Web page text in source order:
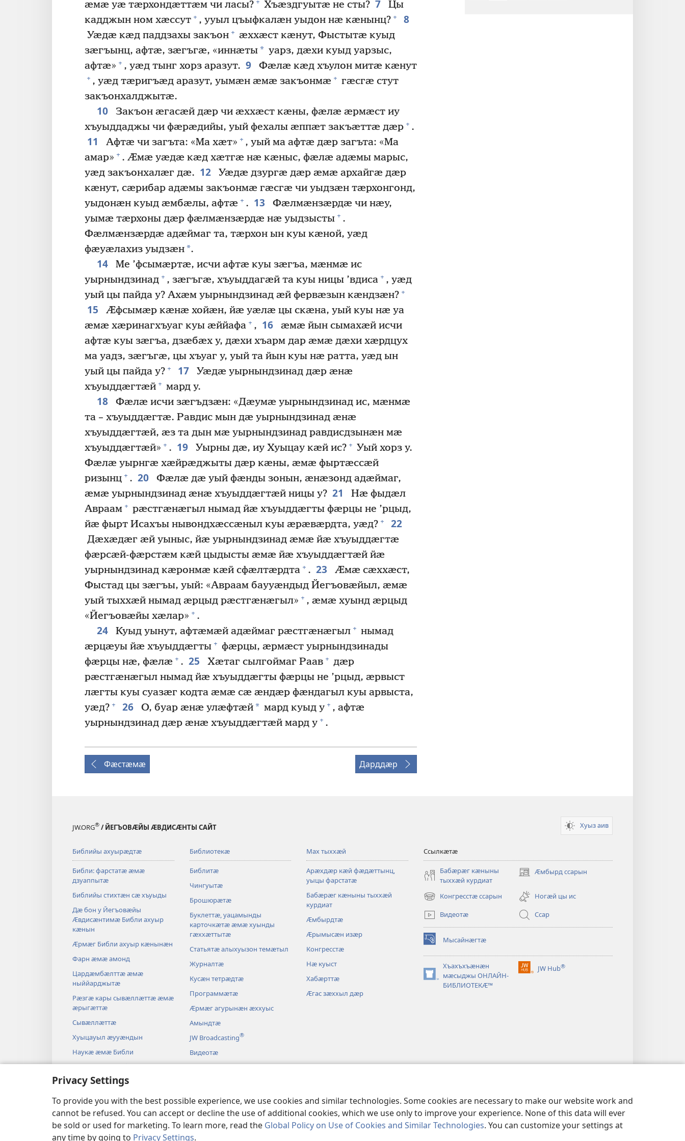
Privacy Settings
To provide you with the best possible experience, we use cookies and similar technologies. Some cookies are necessary to make our website work and
cannot be refused. You can accept or decline the use of additional cookies, which we use only to improve your experience. None of this data will ever
be sold or used for marketing. To learn more, read the Global Policy on Use of Cookies and Similar Technologies. You can customize your settings at
any time by going to Privacy Settings.
ӕмӕ уӕ тӕрхондӕттӕм чи ласы? Хъӕздгуытӕ не сты? 7
Цы
кадджын ном хӕссут + , ууыл цъыфкалӕн уыдон нӕ кӕнынц? + 8
Уӕдӕ кӕд паддзахы закъон + ӕххӕст кӕнут, Фыстытӕ куыд
зӕгъынц, афтӕ, зӕгъгӕ, «иннӕты* уарз, дӕхи куыд уарзыс,
афтӕ» + , уӕд тынг хорз аразут. 9 Фӕлӕ кӕд хъулон митӕ кӕнут
+ , уӕд тӕригъӕд аразут, уымӕн ӕмӕ закъонмӕ + гӕсгӕ стут
закъонхалджытӕ.
10
Закъон ӕгасӕй дӕр чи ӕххӕст кӕны, фӕлӕ ӕрмӕст иу
хъуыддаджы чи фӕрӕдийы, уый фехалы ӕппӕт закъӕттӕ дӕр + .
11 Афтӕ чи загъта: «Ма хӕт» + , уый ма афтӕ дӕр загъта: «Ма
амар» + . Ӕмӕ уӕдӕ кӕд хӕтгӕ нӕ кӕныс, фӕлӕ адӕмы марыс,
уӕд закъонхалӕг дӕ. 12
Уӕдӕ дзургӕ дӕр ӕмӕ архайгӕ дӕр
кӕнут, сӕрибар адӕмы закъонмӕ гӕсгӕ чи уыдзӕн тӕрхонгонд,
уыдонӕн куыд ӕмбӕлы, афтӕ + . 13
Фӕлмӕнзӕрдӕ чи нӕу,
уымӕ тӕрхоны дӕр фӕлмӕнзӕрдӕ нӕ уыдзысты + .
Фӕлмӕнзӕрдӕ адӕймаг та, тӕрхон ын куы кӕной, уӕд
фӕуӕлахиз уыдзӕн*.
14
Ме ’фсымӕртӕ, исчи афтӕ куы зӕгъа, мӕнмӕ ис
уырнындзинад + , зӕгъгӕ, хъуыддагӕй та куы ницы ’вдиса + , уӕд
уый цы пайда у? Ахӕм уырнындзинад ӕй фервӕзын кӕндзӕн? +
15
Ӕфсымӕр кӕнӕ хойӕн, йӕ уӕлӕ цы скӕна, уый куы нӕ уа
ӕмӕ хӕринагхъуаг куы ӕййафа + , 16
ӕмӕ йын сымахӕй исчи
афтӕ куы зӕгъа, дзӕбӕх у, дӕхи хъарм дар ӕмӕ дӕхи хӕрдцух
ма уадз, зӕгъгӕ, цы хъуаг у, уый та йын куы нӕ ратта, уӕд ын
уый цы пайда у? + 17
Уӕдӕ уырнындзинад дӕр ӕнӕ
хъуыддӕгтӕй + мард у.
18
Фӕлӕ исчи зӕгъдзӕн: «Дӕумӕ уырнындзинад ис, мӕнмӕ
та – хъуыддӕгтӕ. Равдис мын дӕ уырнындзинад ӕнӕ
хъуыддӕгтӕй, ӕз та дын мӕ уырнындзинад равдисдзынӕн мӕ
хъуыддӕгтӕй» + . 19 Уырны дӕ, иу Хуыцау кӕй ис? + Уый хорз у.
Фӕлӕ уырнгӕ хӕйрӕджыты дӕр кӕны, ӕмӕ фыртӕссӕй
ризынц + . 20
Фӕлӕ дӕ уый фӕнды зонын, ӕнӕзонд адӕймаг,
ӕмӕ уырнындзинад ӕнӕ хъуыддӕгтӕй ницы у? 21
Нӕ фыдӕл
Авраам + рӕстгӕнӕгыл нымад йӕ хъуыддӕгты фӕрцы не ’рцыд,
йӕ фырт Исахъы нывондхӕссӕныл куы ӕрӕвӕрдта, уӕд? + 22
Дӕхӕдӕг ӕй уыныс, йӕ уырнындзинад ӕмӕ йӕ хъуыддӕгтӕ
фӕрсӕй-фӕрстӕм кӕй цыдысты ӕмӕ йӕ хъуыддӕгтӕй йӕ
уырнындзинад кӕронмӕ кӕй сфӕлтӕрдта + . 23
Ӕмӕ сӕххӕст,
Фыстад цы зӕгъы, уый: «Авраам баууӕндыд Йегъовӕйыл, ӕмӕ
уый тыххӕй нымад ӕрцыд рӕстгӕнӕгыл» + , ӕмӕ хуынд ӕрцыд
«Йегъовӕйы хӕлар» + .
24 Куыд уынут, афтӕмӕй адӕймаг рӕстгӕнӕгыл + нымад
ӕрцӕуы йӕ хъуыддӕгты + фӕрцы, ӕрмӕст уырнындзинады
фӕрцы нӕ, фӕлӕ + . 25 Хӕтаг сылгоймаг Раав + дӕр
рӕстгӕнӕгыл нымад йӕ хъуыддӕгты фӕрцы не ’рцыд, ӕрвыст
лӕгты куы суазӕг кодта ӕмӕ сӕ ӕндӕр фӕндагыл куы арвыста,
уӕд? + 26 О, буар ӕнӕ улӕфтӕй* мард куыд у + , афтӕ
уырнындзинад дӕр ӕнӕ хъуыддӕгтӕй мард у + .
Фӕстӕмӕ Дарддӕр
JW.ORG® / ЙЕГЪОВӔЙЫ ӔВДИСӔНТЫ САЙТ Хуыз аив
Библийы ахуырӕдтӕ
Библи: фарстатӕ ӕмӕ
дзуаппытӕ
Библийы стихтӕн сӕ хъуыды
Дӕ бон у Йегъовӕйы
Ӕвдисӕнтимӕ Библи ахуыр
кӕнын
Ӕрмӕг Библи ахуыр кӕнынӕн
Фарн ӕмӕ амонд
Цардӕмбӕлттӕ ӕмӕ
ныййарджытӕ
Рӕзгӕ кары сывӕллӕттӕ ӕмӕ
ӕрыгӕттӕ
Сывӕллӕттӕ
Хуыцауыл ӕууӕндын
Наукӕ ӕмӕ Библи
Истори ӕмӕ Библи
Библиотекӕ
Библитӕ
Чингуытӕ
Брошюрӕтӕ
Буклеттӕ, уацамынды
карточкӕтӕ ӕмӕ хуынды
гӕххӕттытӕ
Статьятӕ алыхуызон темӕтыл
Журналтӕ
Кусӕн тетрӕдтӕ
Программӕтӕ
Ӕрмӕг агурынӕн ӕххуыс
Амындтӕ
JW Broadcasting®
Видеотӕ
Музыкӕ
Аудиодрамӕтӕ
Мах тыххӕй
Арӕхдӕр кӕй фӕдӕттынц,
уыцы фарстатӕ
Бабӕрӕг кӕныны тыххӕй
курдиат
Ӕмбырдтӕ
Ӕрымысӕн изӕр
Конгресстӕ
Нӕ куыст
Хабӕрттӕ
Ӕгас зӕххыл дӕр
Ссылкӕтӕ
Бабӕрӕг кӕныны
тыххӕй курдиат
Ӕмбырд ссарын
(opens
window)
Конгресстӕ ссарын
(opens
new
window)
Ногӕй цы ис
Видеотӕ
Ссар
Мысайнӕгтӕ
(opens
new
window)Хъахъхъӕнӕн
мӕсыджы ОНЛАЙН-
БИБЛИОТЕКӔ™
(opens
JW Hub®
(opens